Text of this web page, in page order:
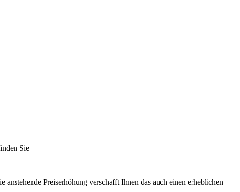
Sie
Preiserhöhung verschafft Ihnen das auch einen erheblichen